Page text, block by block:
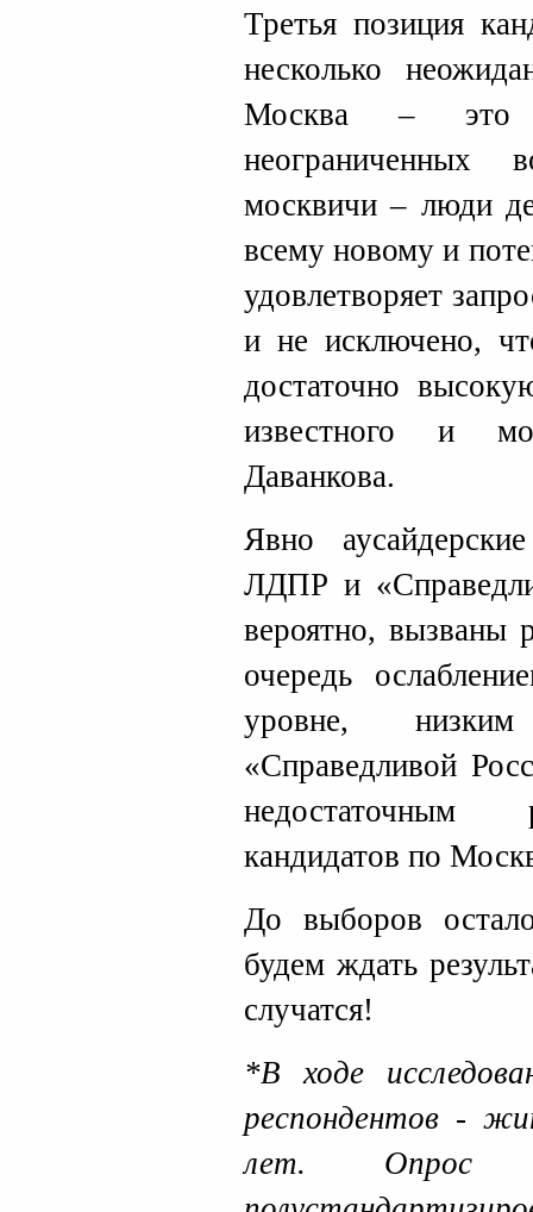
Третья позиция
несколько
Москва – это
неограниченных
москвичи – люди
всему новому и
удовлетворяет
и не исключено,
достаточно
известного и
Даванкова.
Явно
ЛДПР и
вероятно, вызваны
очередь
уровне,
«Справедливой
недостаточным
кандидатов по
До выборов
будем ждать
случатся!
*В ходе
респондентов -
лет. Опрос